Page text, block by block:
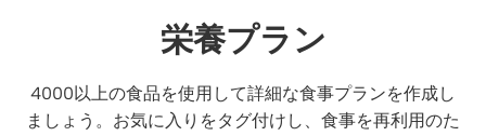
栄養プラン
4000以上の食品を使用して詳細な食事プランを作成し
ましょう。お気に入りをタグ付けし、食事を再利用のた